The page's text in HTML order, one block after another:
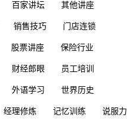
百家讲坛 其他讲座
销售技巧 门店连锁
股票讲座 保险行业
财经郎眼 员工培训
外语学习 世界历史
经理修炼 记忆训练 说服力